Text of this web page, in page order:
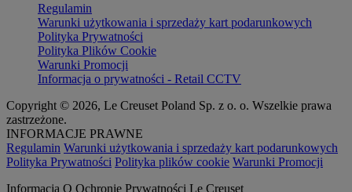
Regulamin
Warunki użytkowania i sprzedaży kart podarunkowych
Polityka Prywatności
Polityka Plików Cookie
Warunki Promocji
Informacja o prywatności - Retail CCTV
Copyright © 2026, Le Creuset Poland Sp. z o. o. Wszelkie prawa
zastrzeżone.
INFORMACJE PRAWNE
Regulamin Warunki użytkowania i sprzedaży kart podarunkowych
Polityka Prywatności Polityka plików cookie Warunki Promocji
Informacja O Ochronie Prywatności Le Creuset